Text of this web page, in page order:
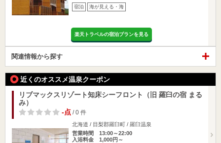
宿泊 海が見える・海
楽天トラベルの宿泊プランを見る
関連情報から探す
近くのオススメ温泉クーポン
リブマックスリゾート知床シーフロント（旧 羅臼の宿 まる
み）
-点/ 0 件
北海道 / 目梨郡羅臼町 / 羅臼温泉
営業時間 13:00～22:00
入浴料金 1,000円～